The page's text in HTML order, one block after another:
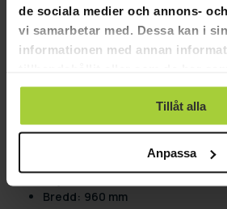
de sociala medier och annons-
vi samarbetar med. Dessa kan i
informationen med annan
använt deras tjänster.
Tillåt alla
Anpassa
Robust struktur
Längd: 1800 mm
Höjd: 4050 mm
Paket 1:
Bredd: 960 mm